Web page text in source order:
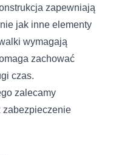
zapewniają
jak inne elementy
wymagają
zachować
czas.
zalecamy
zabezpieczenie